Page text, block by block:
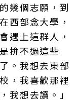
幾個志願，到
西部念大學，
遇上這群人，
拚不過這些
。我想去東部
，我喜歡那裡
我想去讀。」